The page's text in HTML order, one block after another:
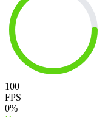
100
FPS
0%